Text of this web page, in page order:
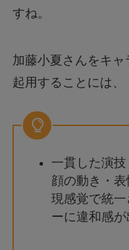
すね。
加藤小夏さんをキ
起用することには、
一貫した演
顔の動き・
現感覚で統
ーに違和感